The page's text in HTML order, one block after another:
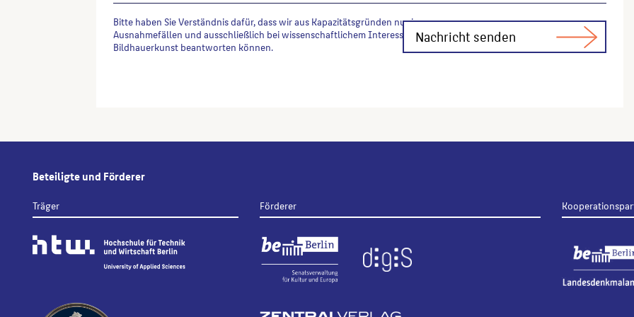
Bitte haben Sie Verständnis dafür, dass wir aus Kapazitätsgründen nur in
Ausnahmefällen und ausschließlich bei wissenschaftlichem Interesse Fachfragen zur
Bildhauerkunst beantworten können.
Beteiligte und Förderer
Träger Förderer